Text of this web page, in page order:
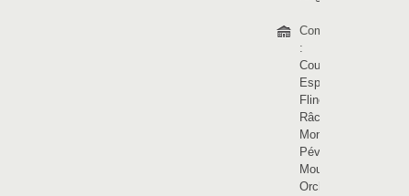
Communes
:
Coutiches
Esplechin
Flines-lez-
Râches
Mons-en-
Pévèle
Mouchin
Orchies